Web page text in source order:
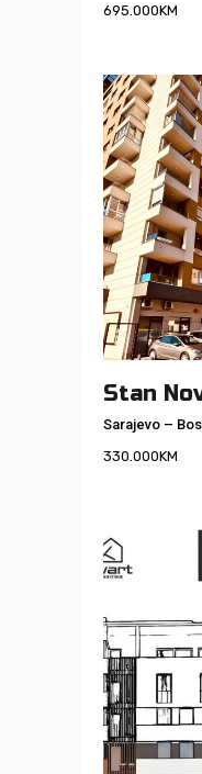
695.000KM
Stan
Sarajevo –
330.000KM